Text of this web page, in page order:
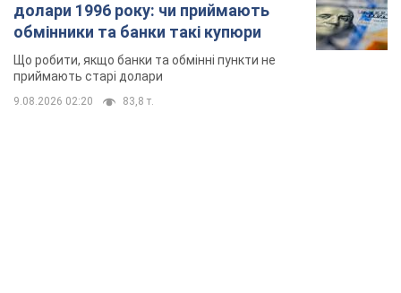
долари 1996 року: чи приймають
обмінники та банки такі купюри
Що робити, якщо банки та обмінні пункти не
приймають старі долари
9.08.2026 02:20 83,8 т.